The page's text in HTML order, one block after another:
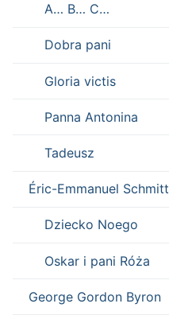
A… B… C…
Dobra pani
Gloria victis
Panna Antonina
Tadeusz
Éric-Emmanuel Schmitt
Dziecko Noego
Oskar i pani Róża
George Gordon Byron